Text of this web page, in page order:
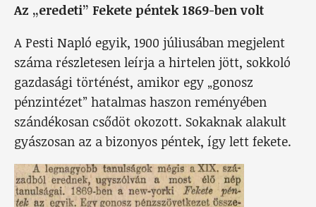
Az „eredeti” Fekete péntek 1869-ben volt
A Pesti Napló egyik, 1900 júliusában megjelent
száma részletesen leírja a hirtelen jött, sokkoló
gazdasági történést, amikor egy „gonosz
pénzintézet” hatalmas haszon reményében
szándékosan csődöt okozott. Sokaknak alakult
gyászosan az a bizonyos péntek, így lett fekete.